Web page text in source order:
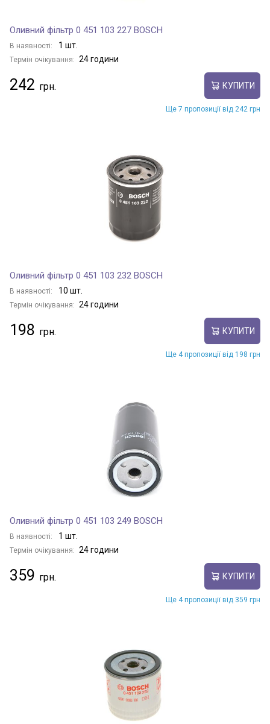
Оливний фільтр 0 451 103 227 BOSCH
В наявності: 1 шт.
Термін очікування: 24 години
242 КУПИТИ
Ще 7 пропозиції від 242 грн
Оливний фільтр 0 451 103 232 BOSCH
В наявності: 10 шт.
Термін очікування: 24 години
198 КУПИТИ
Ще 4 пропозиції від 198 грн
Оливний фільтр 0 451 103 249 BOSCH
В наявності: 1 шт.
Термін очікування: 24 години
359 КУПИТИ
Ще 4 пропозиції від 359 грн